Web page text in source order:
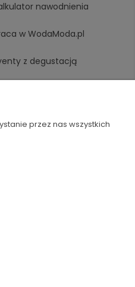
nawodnienia
w WodaModa.pl
z degustacją
przez nas wszystkich